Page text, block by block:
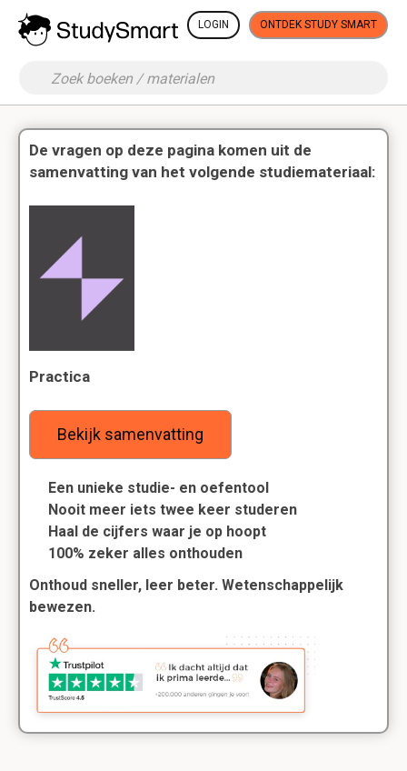
LOGIN ONTDEK STUDY SMART
De vragen op deze pagina komen uit de
samenvatting van het volgende studiemateriaal:
Practica
Bekijk samenvatting
Een unieke studie- en oefentool
Nooit meer iets twee keer studeren
Haal de cijfers waar je op hoopt
100% zeker alles onthouden
Onthoud sneller, leer beter. Wetenschappelijk
bewezen.